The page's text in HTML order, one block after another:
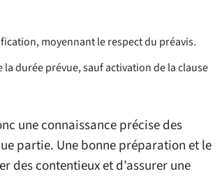
moyennant le respect du préavis.
durée prévue, sauf activation de la clause
une connaissance précise des
partie. Une bonne préparation et le
des contentieux et d’assurer une